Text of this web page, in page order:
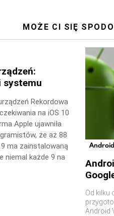
MOŻE CI SIĘ
systemu
Rekordowa
na iOS 10
Apple ujawniła
że aż 88
ma zainstalowaną
niemal każde 9 na
Android
Od kilku
Android